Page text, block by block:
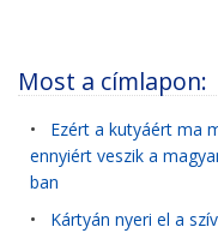
Most a címlapon:
• Ezért a kutyáért ma
ennyiért veszik a
ban
• Kártyán nyeri el a